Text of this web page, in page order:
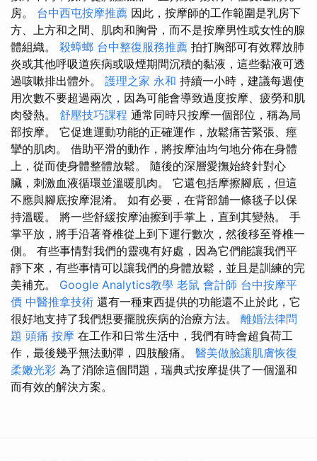
房。 台中西屯按摩推薦 因此，按摩師的工作範圍是乳房下
方、上方和之間、肌肉和胸骨，而不是按摩男性或女性的腺
體組織。 殺蟑螂 台中整復服務推薦 拍打胸部可有效釋放肺
炎或其他呼吸道疾病或吸煙期間沉積的黏液，這些黏液可透
過咳嗽排出體外。 護理之家 永和 持續一小時，建議每週使
用次數不要超過兩次，因為可能會導致過度按摩、疲勞和肌
肉發熱。 舒壓技巧課程 通常同時只按摩一個部位，稱為局
部按摩。 它促進運動功能的正確運作，放鬆痛苦緊張、痙
攣的肌肉。 借助平滑的動作，將按摩油均勻地分佈在身體
上，從而使身體整體放鬆。 隨後的深層愛撫始終針對心
臟，刺激血液循環並溫暖肌肉。 它還包括摩擦腳底，但這
不應與腳底按摩混淆。 如有必要，在背部舖一條毯子以保
持溫暖。 將一些舒緩按摩油擦到手掌上，直到其變熱。 手
掌平放，將手沿著脊椎從上到下運行數次，然後移至脊椎一
側。 有些事情對我們的靈魂有好處，因為它們能讓我們平
靜下來，有些事情可以讓我們的身體放鬆，並且是訓練的完
美補充。 Google Analytics教學 老鼠 會計師 台中按摩平
價 中醫推拿技術 還有一種東西提供的功能還不止於此，它
很好地支持了我們想要擺脫疾病的治療方法。 離婚法律問
題 頭痛 按摩 在工作和日常生活中，我們有時會超負荷工
作，最後幾乎無法動彈，四肢酸痛。 醫美做臉讓肌膚恢復
柔嫩光彩 為了消除這個問題，瑞典式按摩提供了一個溫和
而有效的解決方案。